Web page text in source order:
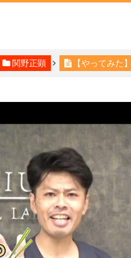
関野正顕 【やってみた